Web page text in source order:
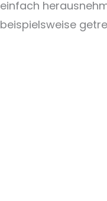
einfach
beispielsweise